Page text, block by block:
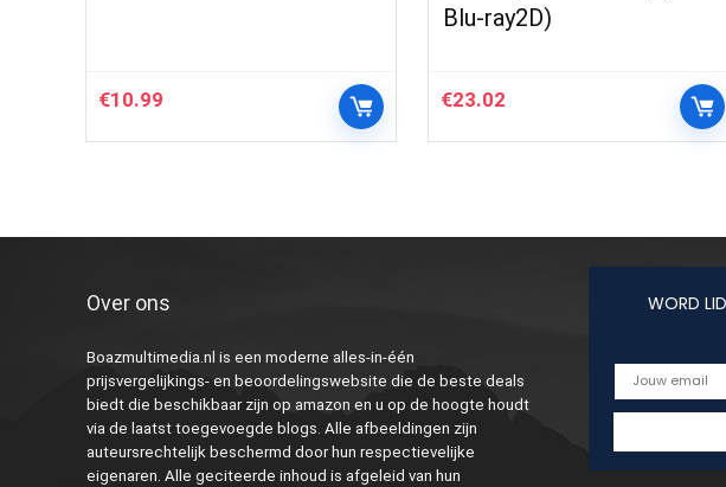
€10.99
Blu-ray2D)
€23.02
Over ons
Boazmultimedia.nl is een moderne alles-in-één
prijsvergelijkings- en beoordelingswebsite die de beste deals
biedt die beschikbaar zijn op amazon en u op de hoogte houdt
via de laatst toegevoegde blogs. Alle afbeeldingen zijn
auteursrechtelijk beschermd door hun respectievelijke
eigenaren. Alle geciteerde inhoud is afgeleid van hun
WORD